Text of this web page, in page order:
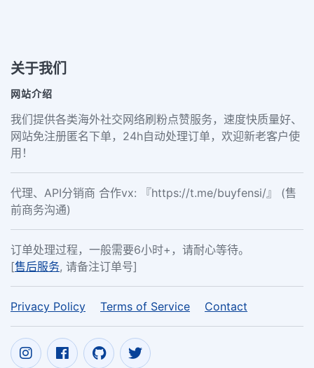
关于我们
网站介绍
我们提供各类海外社交网络刷粉点赞服务，速度快质量好、
网站免注册匿名下单，24h自动处理订单，欢迎新老客户使
用！
代理、API分销商 合作vx: 『https://t.me/buyfensi/』 (售
前商务沟通)
订单处理过程，一般需要6小时+，请耐心等待。
[售后服务, 请备注订单号]
Privacy Policy Terms of Service Contact